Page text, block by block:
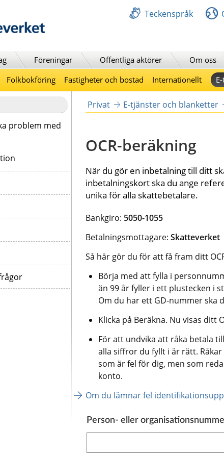
Teckenspråk
Föreningar Offentliga aktörer
Om oss
Folkbokföring Fastigheter och bostad Internationellt
problem med
Privat E-tjänster och blanketter
OCR-beräkning
När du gör en inbetalning till ditt
inbetalningskort ska du ange
unika för alla skattebetalare.
Bankgiro: 5050-1055
Betalningsmottagare: Skatteverket
Så här gör du för att få fram ditt
Börja med att fylla i
än 99 år fyller i ett plustecken i
Om du har ett GD-nummer ska
Klicka på Beräkna. Nu visas ditt
För att undvika att råka betala
alla siffror du fyllt i är rätt.
som är fel för dig, men som
konto.
Om du lämnar fel